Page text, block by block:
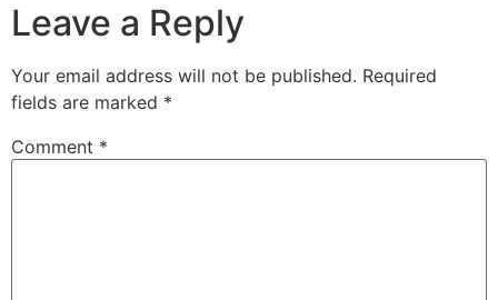
Leave a Reply
Your email address will not be published. Required
fields are marked *
Comment *